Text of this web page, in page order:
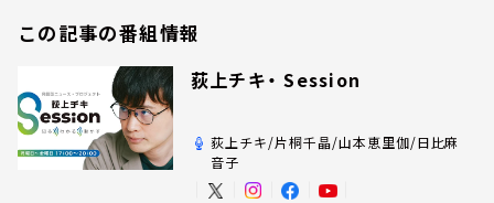
この記事の番組情報
荻上チキ・ Session
荻上チキ/片桐千晶/山本恵里伽/日比麻
音子